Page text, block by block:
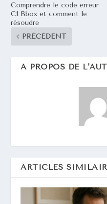
Comprendre le code erreur
C1 Bbox et comment le
résoudre
PRÉCÉDENT
A PROPOS DE
ARTICLES